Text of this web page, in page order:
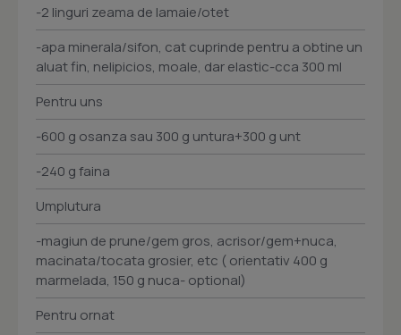
-2 linguri zeama de lamaie/otet
-apa minerala/sifon, cat cuprinde pentru a obtine un
aluat fin, nelipicios, moale, dar elastic-cca 300 ml
Pentru uns
-600 g osanza sau 300 g untura+300 g unt
-240 g faina
Umplutura
-magiun de prune/gem gros, acrisor/gem+nuca,
macinata/tocata grosier, etc ( orientativ 400 g
marmelada, 150 g nuca- optional)
Pentru ornat